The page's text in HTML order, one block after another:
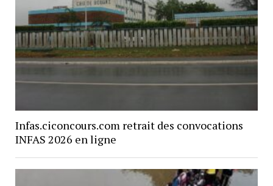
Infas.ciconcours.com retrait des convocations
INFAS 2026 en ligne